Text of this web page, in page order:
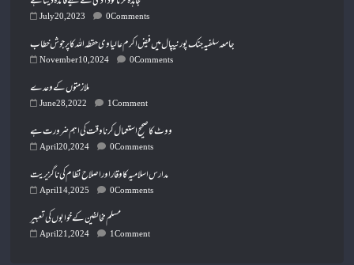
July 20, 2023 0 Comments
جامعہ سلفیہ جنک پور نیپال میں فیض اکرم عالیاوی حفظہ اللہ کا پرجوش خطاب
November 10, 2024 0 Comments
ملازمتوں کے وعدے
June 28, 2022 1 Comment
ووٹ کا صحیح استعمال کرنا وقت کی اہم ضرورت ہے
April 20, 2024 0 Comments
مدارس اسلامیہ کا وقار اور اصلاح نظام کی ناگزیریت
April 14, 2025 0 Comments
مسلم مخالفین کے خوابوں کی تعبیر
April 21, 2024 1 Comment